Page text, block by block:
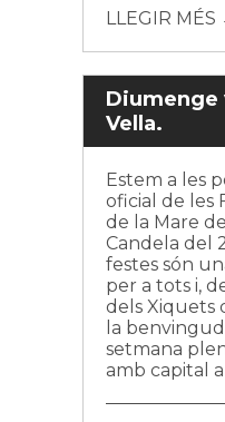
LLEGIR MÉS
Diumenge
Vella.
Estem a les
oficial de les
de la Mare
Candela del
festes són
per a tots i,
dels Xiquets
la
setmana
amb capital